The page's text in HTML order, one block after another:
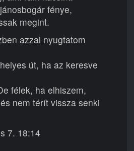
fénye,
megint.
azzal nyugtatom
út, ha az keresve
félek, ha elhiszem,
nem térít vissza senki
7. 18:14